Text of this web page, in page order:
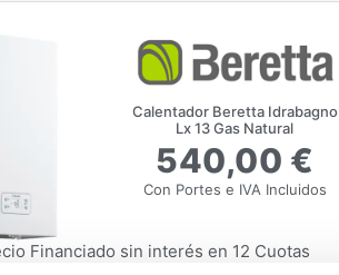
Calentador Beretta Idrabagno
Lx 13 Gas Natural
540,00 €
Con Portes e IVA Incluidos
Financiado sin interés en 12 Cuotas